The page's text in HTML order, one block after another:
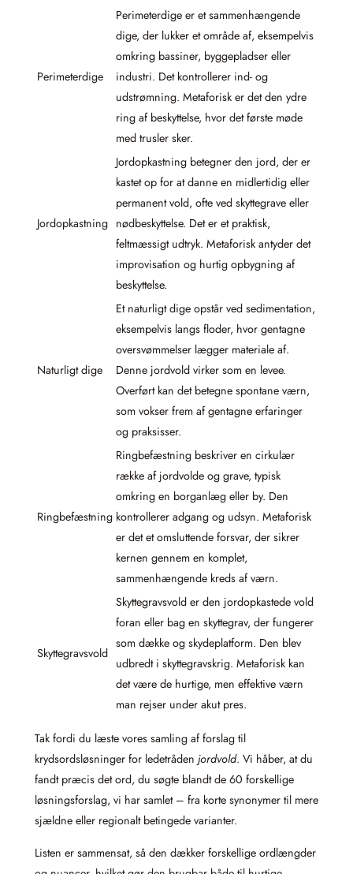
Perimeterdige
Perimeterdige er et sammenhængende
dige, der lukker et område af, eksempelvis
omkring bassiner, byggepladser eller
industri. Det kontrollerer ind- og
udstrømning. Metaforisk er det den ydre
ring af beskyttelse, hvor det første møde
med trusler sker.
Jordopkastning
Jordopkastning betegner den jord, der er
kastet op for at danne en midlertidig eller
permanent vold, ofte ved skyttegrave eller
nødbeskyttelse. Det er et praktisk,
feltmæssigt udtryk. Metaforisk antyder det
improvisation og hurtig opbygning af
beskyttelse.
Naturligt dige
Et naturligt dige opstår ved sedimentation,
eksempelvis langs floder, hvor gentagne
oversvømmelser lægger materiale af.
Denne jordvold virker som en levee.
Overført kan det betegne spontane værn,
som vokser frem af gentagne erfaringer
og praksisser.
Ringbefæstning
Ringbefæstning beskriver en cirkulær
række af jordvolde og grave, typisk
omkring en borganlæg eller by. Den
kontrollerer adgang og udsyn. Metaforisk
er det et omsluttende forsvar, der sikrer
kernen gennem en komplet,
sammenhængende kreds af værn.
Skyttegravsvold
Skyttegravsvold er den jordopkastede vold
foran eller bag en skyttegrav, der fungerer
som dække og skydeplatform. Den blev
udbredt i skyttegravskrig. Metaforisk kan
det være de hurtige, men effektive værn
man rejser under akut pres.
Tak fordi du læste vores samling af forslag til
krydsordsløsninger for ledetråden jordvold. Vi håber, at du
fandt præcis det ord, du søgte blandt de 60 forskellige
løsningsforslag, vi har samlet – fra korte synonymer til mere
sjældne eller regionalt betingede varianter.
Listen er sammensat, så den dækker forskellige ordlængder